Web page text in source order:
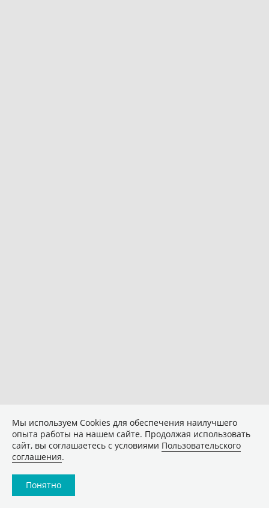
Мы используем Сookies для обеспечения наилучшего
опыта работы на нашем сайте. Продолжая использовать
сайт, вы соглашаетесь с условиями Пользовательского
соглашения.
Понятно